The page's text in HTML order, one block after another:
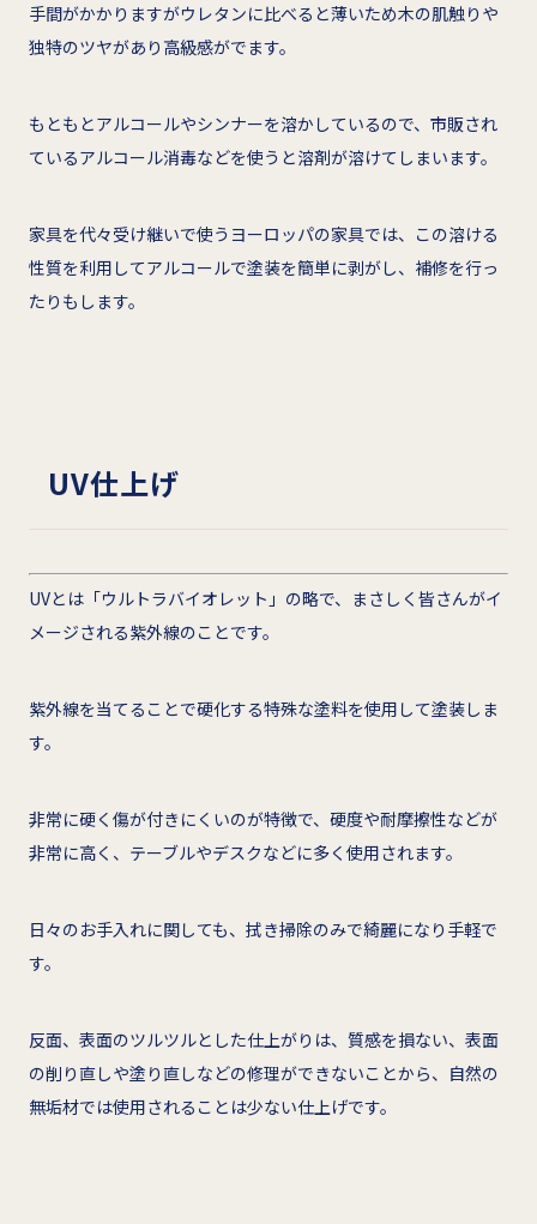
手間がかかりますがウレタンに比べると薄いため木の肌触りや
独特のツヤがあり高級感がでます。
もともとアルコールやシンナーを溶かしているので、市販され
ているアルコール消毒などを使うと溶剤が溶けてしまいます。
家具を代々受け継いで使うヨーロッパの家具では、この溶ける
性質を利用してアルコールで塗装を簡単に剥がし、補修を行っ
たりもします。
UV仕上げ
UVとは「ウルトラバイオレット」の略で、まさしく皆さんがイ
メージされる紫外線のことです。
紫外線を当てることで硬化する特殊な塗料を使用して塗装しま
す。
非常に硬く傷が付きにくいのが特徴で、硬度や耐摩擦性などが
非常に高く、テーブルやデスクなどに多く使用されます。
日々のお手入れに関しても、拭き掃除のみで綺麗になり手軽で
す。
反面、表面のツルツルとした仕上がりは、質感を損ない、表面
の削り直しや塗り直しなどの修理ができないことから、自然の
無垢材では使用されることは少ない仕上げです。